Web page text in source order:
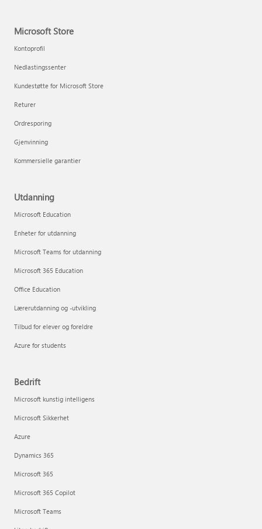
Microsoft Store
Kontoprofil
Nedlastingssenter
Kundestøtte for Microsoft Store
Returer
Ordresporing
Gjenvinning
Kommersielle garantier
Utdanning
Microsoft Education
Enheter for utdanning
Microsoft Teams for utdanning
Microsoft 365 Education
Office Education
Lærerutdanning og -utvikling
Tilbud for elever og foreldre
Azure for students
Bedrift
Microsoft kunstig intelligens
Microsoft Sikkerhet
Azure
Dynamics 365
Microsoft 365
Microsoft 365 Copilot
Microsoft Teams